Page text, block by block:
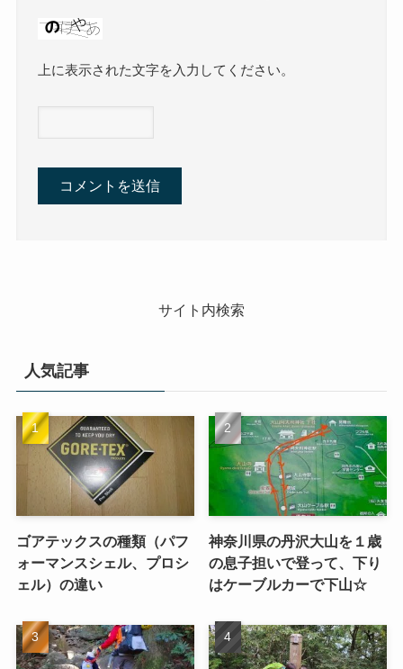
上に表示された文字を入力してください。
サイト内検索
人気記事
ゴアテックスの種類（パフ
ォーマンスシェル、プロシ
ェル）の違い
神奈川県の丹沢大山を１歳
の息子担いで登って、下り
はケーブルカーで下山☆